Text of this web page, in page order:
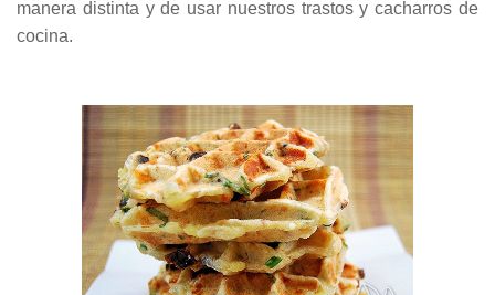
manera distinta y de usar nuestros trastos y cacharros de
cocina.